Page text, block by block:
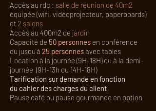
Accès au rdc : salle de réunion de 40m2
équipée (wifi, vidéoprojecteur, paperboards)
et 2 salons
Accès au 400m2 de jardin
Capacité de 50 personnes en conférence
ou jusqu'à 25 personnesavec tables
Location à la journée (9H-18H) ou à la demi-
journée (9H-13h ou 14H-18H)
Tarification sur demande en fonction
du cahier des charges du client
Pause café ou pause gourmande en option